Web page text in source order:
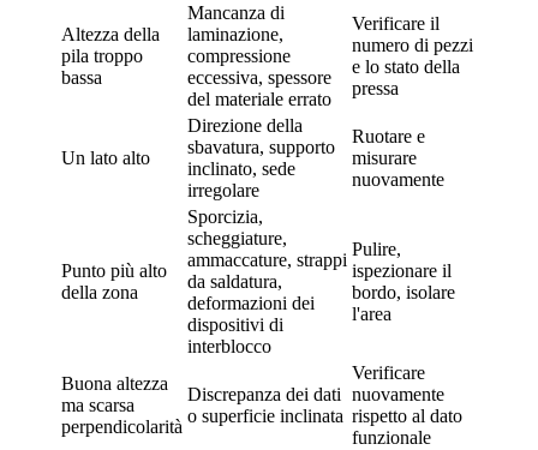
Altezza della
pila troppo
bassa
Mancanza di
laminazione,
compressione
eccessiva, spessore
del materiale errato
Verificare il
numero di pezzi
e lo stato della
pressa
Un lato alto
Direzione della
sbavatura, supporto
inclinato, sede
irregolare
Ruotare e
misurare
nuovamente
Punto più alto
della zona
Sporcizia,
scheggiature,
ammaccature, strappi
da saldatura,
deformazioni dei
dispositivi di
interblocco
Pulire,
ispezionare il
bordo, isolare
l'area
Buona altezza
ma scarsa
perpendicolarità
Discrepanza dei dati
o superficie inclinata
Verificare
nuovamente
rispetto al dato
funzionale